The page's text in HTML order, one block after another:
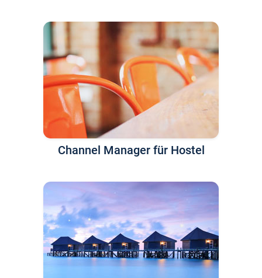
Channel Manager für Hostel